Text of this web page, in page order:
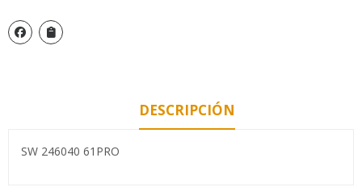
DESCRIPCIÓN
SW 246040 61PRO